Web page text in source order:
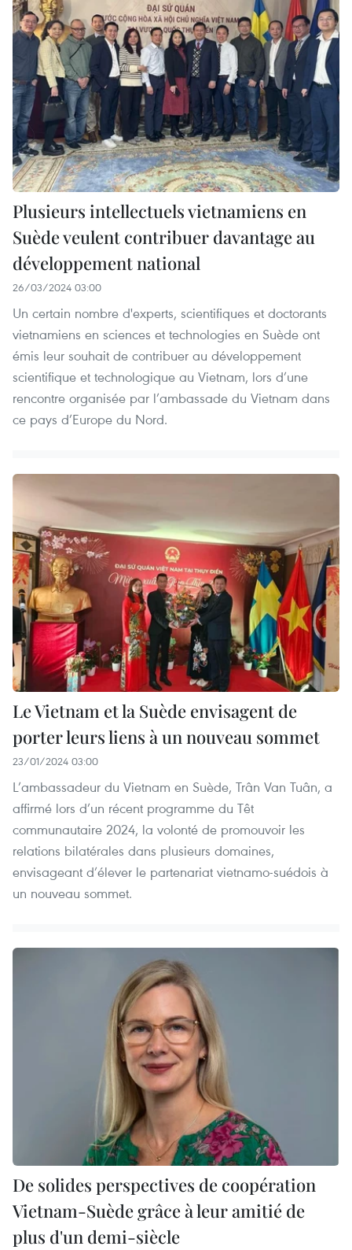
Plusieurs intellectuels vietnamiens en
Suède veulent contribuer davantage au
développement national
26/03/2024 03:00
Un certain nombre d'experts, scientifiques et doctorants
vietnamiens en sciences et technologies en Suède ont
émis leur souhait de contribuer au développement
scientifique et technologique au Vietnam, lors d’une
rencontre organisée par l’ambassade du Vietnam dans
ce pays d’Europe du Nord.
Le Vietnam et la Suède envisagent de
porter leurs liens à un nouveau sommet
23/01/2024 03:00
L’ambassadeur du Vietnam en Suède, Trân Van Tuân, a
affirmé lors d’un récent programme du Têt
communautaire 2024, la volonté de promouvoir les
relations bilatérales dans plusieurs domaines,
envisageant d’élever le partenariat vietnamo-suédois à
un nouveau sommet.
De solides perspectives de coopération
Vietnam-Suède grâce à leur amitié de
plus d'un demi-siècle